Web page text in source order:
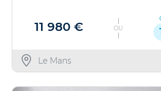
11 980 € OU
Le Mans